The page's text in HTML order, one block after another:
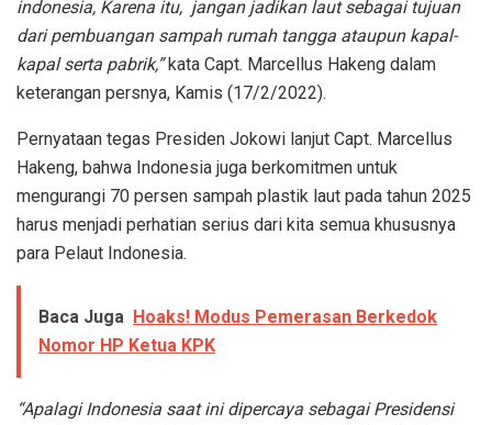
indonesia, Karena itu, jangan jadikan laut sebagai tujuan
dari pembuangan sampah rumah tangga ataupun kapal-
kapal serta pabrik,”kata Capt. Marcellus Hakeng dalam
keterangan persnya, Kamis (17/2/2022).
Pernyataan tegas Presiden Jokowi lanjut Capt. Marcellus
Hakeng, bahwa Indonesia juga berkomitmen untuk
mengurangi 70 persen sampah plastik laut pada tahun 2025
harus menjadi perhatian serius dari kita semua khususnya
para Pelaut Indonesia.
Baca Juga Hoaks! Modus Pemerasan Berkedok
Nomor HP Ketua KPK
“Apalagi Indonesia saat ini dipercaya sebagai Presidensi